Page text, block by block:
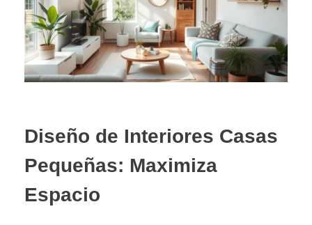
Diseño de Interiores Casas
Pequeñas: Maximiza
Espacio